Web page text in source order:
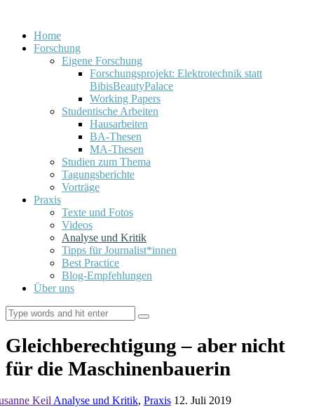
Home
Forschung
Eigene Forschung
Forschungsprojekt: Elektrotechnik statt
BibisBeautyPalace
Working Papers
Studentische Arbeiten
Hausarbeiten
BA-Thesen
MA-Thesen
Studien zum Thema
Tagungsberichte
Vorträge
Praxis
Texte und Fotos
Videos
Analyse und Kritik
Tipps für Journalist*innen
Best Practice
Blog-Empfehlungen
Über uns
Gleichberechtigung – aber nicht
für die Maschinenbauerin
Keil Analyse und Kritik, Praxis 12. Juli 2019